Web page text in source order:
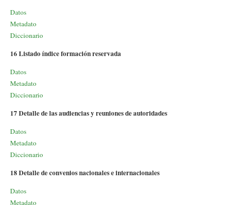
Datos
Metadato
Diccionario
16 Listado índice formación reservada
Datos
Metadato
Diccionario
17 Detalle de las audiencias y reuniones de autoridades
Datos
Metadato
Diccionario
18 Detalle de convenios nacionales e internacionales
Datos
Metadato